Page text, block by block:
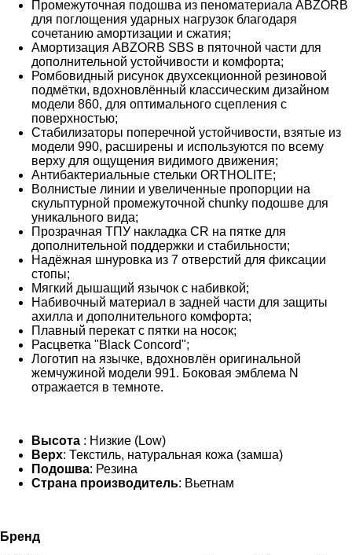
Промежуточная подошва из пеноматериала ABZORB
для поглощения ударных нагрузок благодаря
сочетанию амортизации и сжатия;
Амортизация ABZORB SBS в пяточной части для
дополнительной устойчивости и комфорта;
Ромбовидный рисунок двухсекционной резиновой
подмётки, вдохновлённый классическим дизайном
модели 860, для оптимального сцепления с
поверхностью;
Стабилизаторы поперечной устойчивости, взятые из
модели 990, расширены и используются по всему
верху для ощущения видимого движения;
Антибактериальные стельки ORTHOLITE;
Волнистые линии и увеличенные пропорции на
скульптурной промежуточной chunky подошве для
уникального вида;
Прозрачная ТПУ накладка CR на пятке для
дополнительной поддержки и стабильности;
Надёжная шнуровка из 7 отверстий для фиксации
стопы;
Мягкий дышащий язычок с набивкой;
Набивочный материал в задней части для защиты
ахилла и дополнительного комфорта;
Плавный перекат с пятки на носок;
Расцветка "Black Concord";
Логотип на язычке, вдохновлён оригинальной
жемчужиной модели 991. Боковая эмблема N
отражается в темноте.
Высота : Низкие (Low)
Верх: Текстиль, натуральная кожа (замша)
Подошва: Резина
Страна производитель: Вьетнам
Бренд